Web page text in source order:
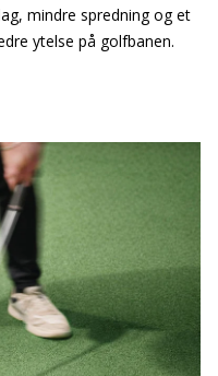
mindre spredning og et
ytelse på golfbanen.